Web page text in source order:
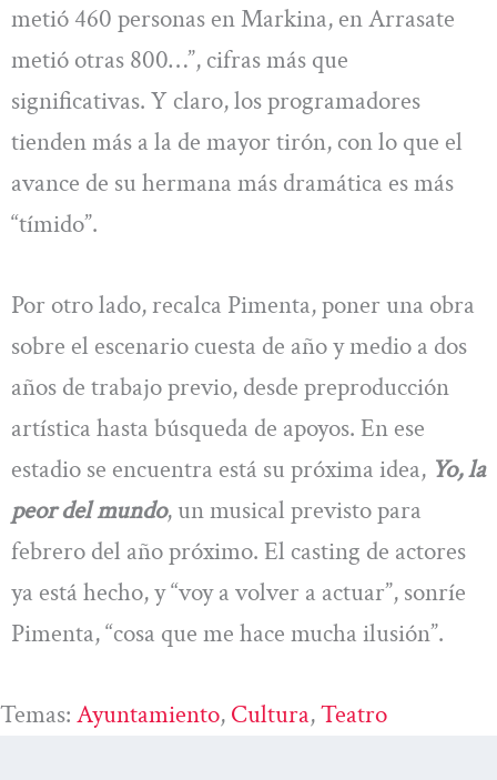
metió 460 personas en Markina, en Arrasate
metió otras 800…”, cifras más que
significativas. Y claro, los programadores
tienden más a la de mayor tirón, con lo que el
avance de su hermana más dramática es más
“tímido”.
Por otro lado, recalca Pimenta, poner una obra
sobre el escenario cuesta de año y medio a dos
años de trabajo previo, desde preproducción
artística hasta búsqueda de apoyos. En ese
estadio se encuentra está su próxima idea, Yo, la
peor del mundo, un musical previsto para
febrero del año próximo. El casting de actores
ya está hecho, y “voy a volver a actuar”, sonríe
Pimenta, “cosa que me hace mucha ilusión”.
Temas: Ayuntamiento, Cultura, Teatro